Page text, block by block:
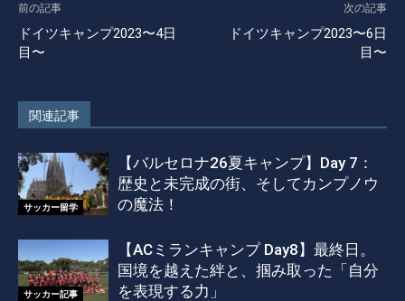
前の記事
ドイツキャンプ2023〜4日
目〜
次の記事
ドイツキャンプ2023〜6日
目〜
関連記事
サッカー留学
【バルセロナ26夏キャンプ】Day 7：
歴史と未完成の街、そしてカンプノウ
の魔法！
サッカー記事
【ACミランキャンプ Day8】最終日。
国境を越えた絆と、掴み取った「自分
を表現する力」